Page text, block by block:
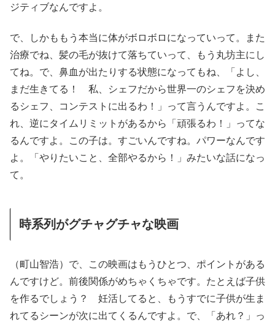
ジティブなんですよ。
で、しかももう本当に体がボロボロになっていって。また
治療でね、髪の毛が抜けて落ちていって、もう丸坊主にし
てね。で、鼻血が出たりする状態になってもね、「よし、
まだ生きてる！ 私、シェフだから世界一のシェフを決め
るシェフ、コンテストに出るわ！」って言うんですよ。こ
れ、逆にタイムリミットがあるから「頑張るわ！」ってな
るんですよ。この子は。すごいんですね。パワーなんです
よ。「やりたいこと、全部やるから！」みたいな話になっ
て。
時系列がグチャグチャな映画
（町山智浩）で、この映画はもうひとつ、ポイントがある
んですけど。前後関係がめちゃくちゃです。たとえば子供
を作るでしょう？ 妊活してると、もうすでに子供が生ま
れてるシーンが次に出てくるんですよ。で、「あれ？」っ